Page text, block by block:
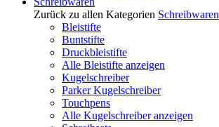
Zurück zu allen Kategorien Schreibwaren
Bleistifte
Buntstifte
Druckbleistifte
Alle Bleistifte anzeigen
Kugelschreiber
Parker Kugelschreiber
Touchpens
Alle Kugelschreiber anzeigen